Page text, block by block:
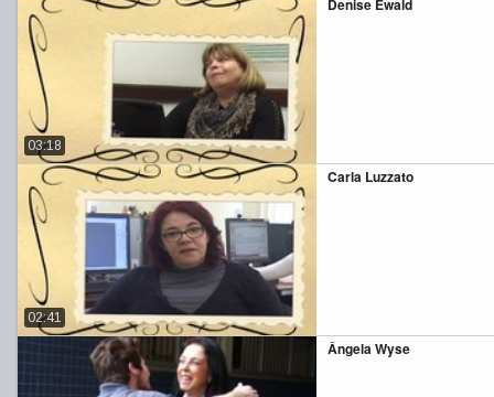
Denise Ewald
03:18
Carla Luzzato
02:41
Ângela Wyse